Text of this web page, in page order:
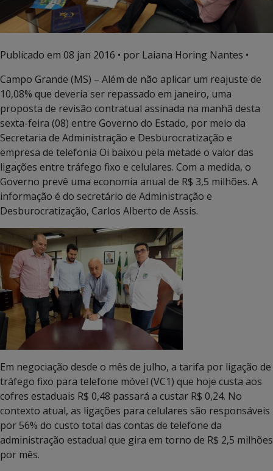
Publicado em 08 jan 2016 • por Laiana Horing Nantes •
Campo Grande (MS) – Além de não aplicar um reajuste de
10,08% que deveria ser repassado em janeiro, uma
proposta de revisão contratual assinada na manhã desta
sexta-feira (08) entre Governo do Estado, por meio da
Secretaria de Administração e Desburocratização e
empresa de telefonia Oi baixou pela metade o valor das
ligações entre tráfego fixo e celulares. Com a medida, o
Governo prevê uma economia anual de R$ 3,5 milhões. A
informação é do secretário de Administração e
Desburocratização, Carlos Alberto de Assis.
Em negociação desde o mês de julho, a tarifa por ligação de
tráfego fixo para telefone móvel (VC1) que hoje custa aos
cofres estaduais R$ 0,48 passará a custar R$ 0,24. No
contexto atual, as ligações para celulares são responsáveis
por 56% do custo total das contas de telefone da
administração estadual que gira em torno de R$ 2,5 milhões
por mês.